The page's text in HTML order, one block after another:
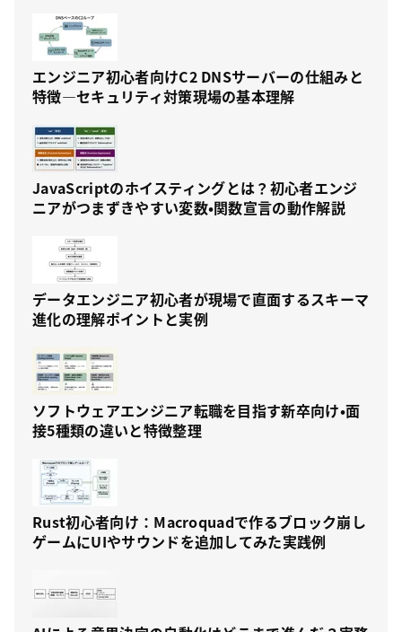
エンジニア初心者向けC2 DNSサーバーの仕組みと
特徴—セキュリティ対策現場の基本理解
JavaScriptのホイスティングとは？初心者エンジ
ニアがつまずきやすい変数・関数宣言の動作解説
データエンジニア初心者が現場で直面するスキーマ
進化の理解ポイントと実例
ソフトウェアエンジニア転職を目指す新卒向け・面
接5種類の違いと特徴整理
Rust初心者向け：Macroquadで作るブロック崩し
ゲームにUIやサウンドを追加してみた実践例